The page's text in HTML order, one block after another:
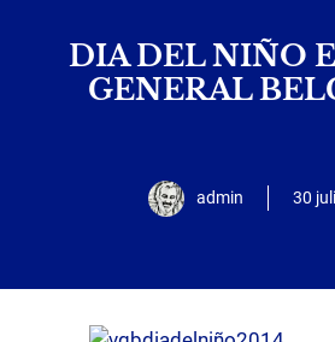
DIA DEL NIÑO
GENERAL
admin 30